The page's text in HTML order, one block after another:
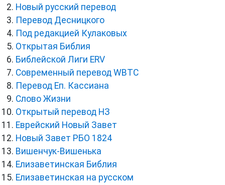
Новый русский перевод
Перевод Десницкого
Под редакцией Кулаковых
Открытая Библия
Библейской Лиги ERV
Cовременный перевод WBTC
Перевод Еп. Кассиана
Слово Жизни
Открытый перевод НЗ
Еврейский Новый Завет
Новый Завет РБО 1824
Вишенчук-Вишенька
Елизаветинская Библия
Елизаветинская на русском